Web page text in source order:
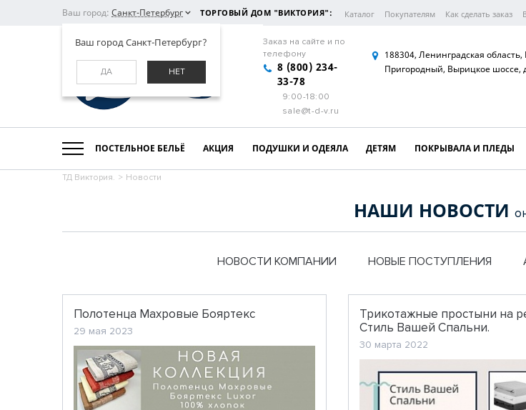
Ваш город: Санкт-Петербург
Ваш город Санкт-Петербург?
ДА НЕТ
ТОРГОВЫЙ ДОМ "ВИКТОРИЯ": Каталог Покупателям Как сделать заказ
Заказ на сайте и по
телефону
8 (800) 234-
33-78
9:00-18:00
sale@t-d-v.ru
188304, Ленинградская
Пригородный, Вырицкое шоссе,
ПОСТЕЛЬНОЕ БЕЛЬЁ АКЦИЯ ПОДУШКИ И ОДЕЯЛА ДЕТЯМ ПОКРЫВАЛА И ПЛЕДЫ
ТД Виктория. > Новости
НАШИ НОВОСТИ
НОВОСТИ КОМПАНИИ НОВЫЕ ПОСТУПЛЕНИЯ
Полотенца Махровые Бояртекс
29 мая 2023
Трикотажные простыни на
Стиль Вашей Спальни.
30 марта 2022